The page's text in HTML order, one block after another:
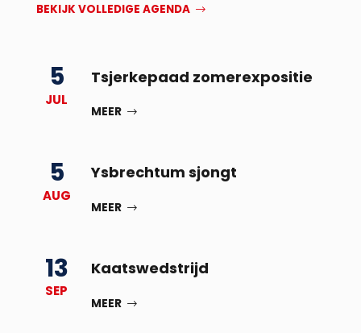
BEKIJK VOLLEDIGE AGENDA
5
JUL
Tsjerkepaad zomerexpositie
MEER
5
AUG
Ysbrechtum sjongt
MEER
13
SEP
Kaatswedstrijd
MEER